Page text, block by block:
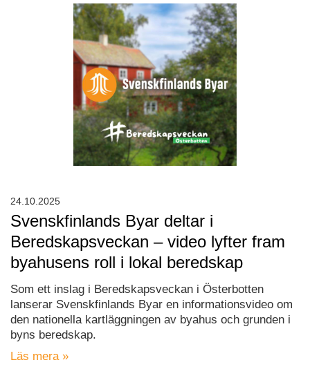
Svenskfinlands Byar deltar i
Beredskapsveckan – video lyfter fram
byahusens roll i lokal beredskap
Som ett inslag i Beredskapsveckan i Österbotten
lanserar Svenskfinlands Byar en informationsvideo om
den nationella kartläggningen av byahus och grunden i
byns beredskap.
Läs mera »
24.10.2025